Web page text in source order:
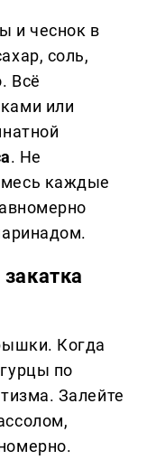
и чеснок в
соль,
Всё
или
. Не
каждые
Когда
по
Залейте